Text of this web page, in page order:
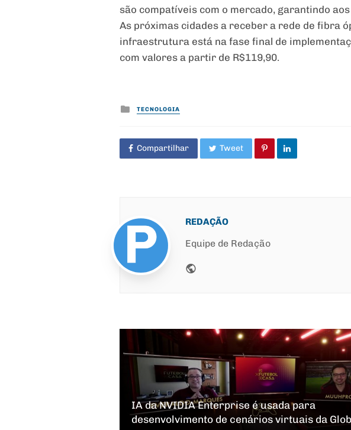
são compatíveis com o mercado, garantindo
As próximas cidades a receber a rede de fibra
infraestrutura está na fase final de
com valores a partir de R$119,90.
Posted
in
TECNOLOGIA
Compartilhar Tweet
REDAÇÃO
Equipe de Redação
IA da NVIDIA Enterprise é usada para
desenvolvimento de cenários virtuais da